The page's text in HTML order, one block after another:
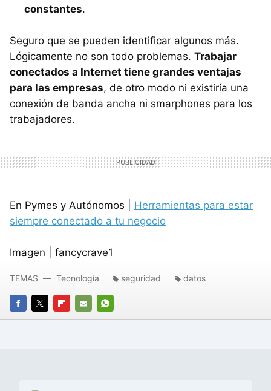
constantes.
Seguro que se pueden identificar algunos más.
Lógicamente no son todo problemas. Trabajar
conectados a Internet tiene grandes ventajas
para las empresas, de otro modo ni existiría una
conexión de banda ancha ni smarphones para los
trabajadores.
En Pymes y Autónomos | Herramientas para estar
siempre conectado a tu negocio
Imagen | fancycrave1
FACEBOOK
TWITTERFLIPBOARD
E-
WHATSAPP
TEMAS Tecnología seguridad datos